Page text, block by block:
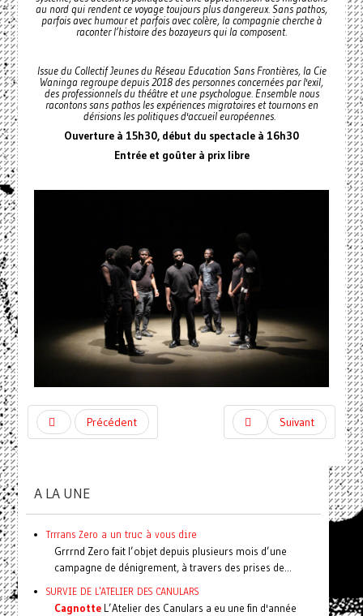
au nord qui rendent ce voyage toujours plus dangereux. Sans pathos,
parfois avec humour et parfois avec colère, la compagnie cherche à
raconter l’histoire des bozayeurs qui la composent.
Issue du Collectif Jeunes du Réseau Education Sans Frontières, la Cie
Waninga regroupe depuis 2018 des personnes concernées par l'exil,
des professionnels du théâtre et une psychologue. Ensemble nous
racontons sans pathos les expériences migratoires et tournons en
dérisions les politiques d'accueil européennes.
Ouverture à 15h30, début du spectacle à 16h30
Entrée et goûter à prix libre
Précédent Suivant
A LA UNE
Trrrans Zero a un truc à vous dire
Grrrnd Zero fait l’objet depuis plusieurs mois d’une
campagne de dénigrement, à travers des prises de...
SURVIE DE L'ATELIER DES CANULARS
CagnotteL’Atelier des Canulars a eu une fin d'année